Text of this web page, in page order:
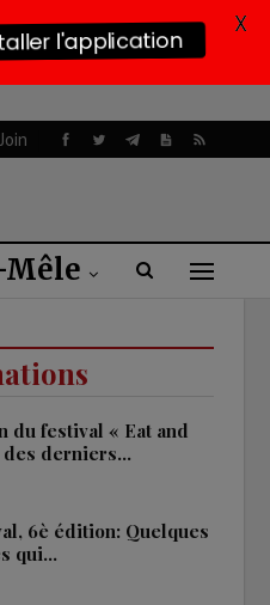
Mêle
du festival « Eat and
des derniers…
6è édition: Quelques
qui…
l'application
X